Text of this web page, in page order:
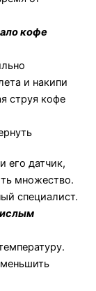
кофе
и накипи
струя кофе
его датчик,
множество.
специалист.